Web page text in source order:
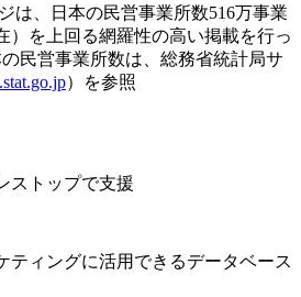
は、日本の民営事業所数516万事業
）を上回る網羅性の高い掲載を行っ
民営事業所数は、総務省統計局サ
）を参照
ストップで支援
ティングに活用できるデータベース